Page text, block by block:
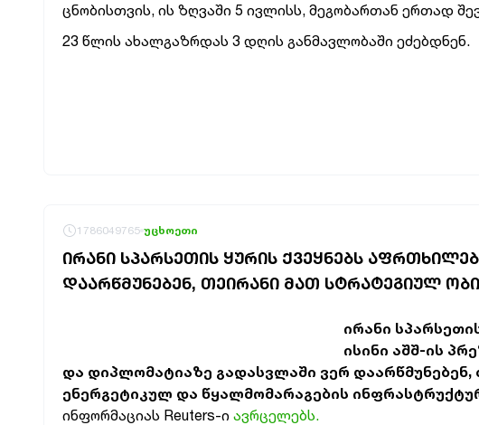
ცნობისთვის, ის ზღვაში 5 ივლისს, მეგობართან ერთად
23 წლის ახალგაზრდას 3 დღის განმავლობაში ეძებდნენ.
1786049765 უცხოეთი
ᲘᲠᲐᲜᲘ ᲡᲞᲐᲠᲡᲔᲗᲘᲡ ᲧᲣᲠᲘᲡ ᲥᲕᲔᲧᲜᲔᲑᲡ
ᲓᲐᲐᲠᲬᲛᲣᲜᲔᲑᲔᲜ, ᲗᲔᲘᲠᲐᲜᲘ ᲛᲐᲗ ᲡᲢᲠᲐᲢᲔᲒᲘᲣᲚ
ირანი
ისინი აშშ-ის
და დიპლომატიაზე გადასვლაში ვერ დაარწმუნებენ,
ენერგეტიკულ და წყალმომარაგების
ინფორმაციას Reuters-ი ავრცელებს.